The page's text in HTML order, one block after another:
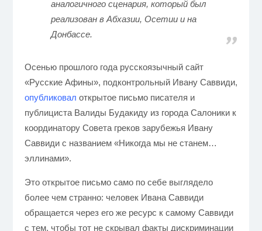
аналогичного сценария, который был
реализован в Абхазии, Осетии и на
Донбассе.
Осенью прошлого года русскоязычный сайт
«Русские Афины», подконтрольный Ивану Саввиди,
опубликовал открытое письмо писателя и
публициста Валиды Будакиду из города Салоники к
координатору Совета греков зарубежья Ивану
Саввиди с названием «Никогда мы не станем…
эллинами».
Это открытое письмо само по себе выглядело
более чем странно: человек Ивана Саввиди
обращается через его же ресурс к самому Саввиди
с тем, чтобы тот не скрывал факты дискриминации